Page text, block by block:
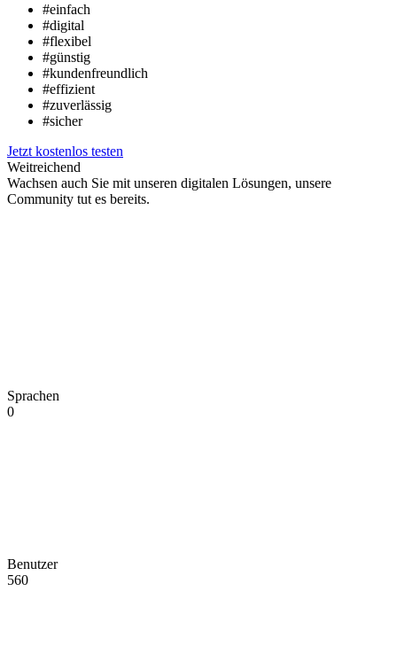
#einfach
#digital
#flexibel
#günstig
#kundenfreundlich
#effizient
#zuverlässig
#sicher
Jetzt kostenlos testen
Weitreichend
Wachsen auch Sie mit unseren digitalen Lösungen, unsere
Community tut es bereits.
Sprachen
0
Benutzer
560